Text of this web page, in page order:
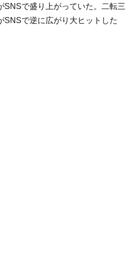
SNSで盛り上がっていた。二転三
SNSで逆に広がり大ヒットした